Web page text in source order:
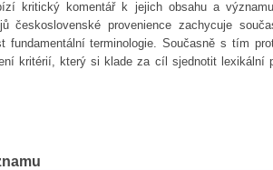
kritický komentář k jejich obsahu a
československé provenience zachycuje
fundamentální terminologie. Současně s tím
kritérií, který si klade za cíl sjednotit lexikální